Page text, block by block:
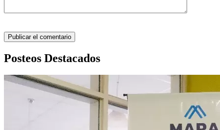
Posteos Destacados